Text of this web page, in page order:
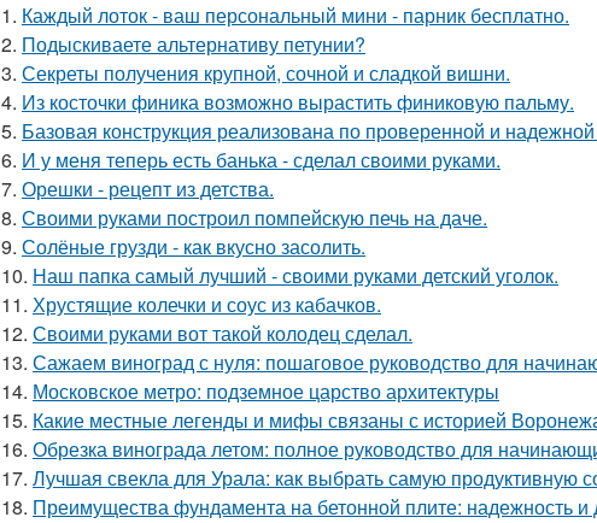
1. Каждый лоток - ваш персональный мини - парник бесплатно.
2. Подыскиваете альтернативу петунии?
3. Секреты получения крупной, сочной и сладкой вишни.
4. Из косточки финика возможно вырастить финиковую пальму.
5. Базовая конструкция реализована по проверенной и
6. И у меня теперь есть банька - сделал своими руками.
7. Орешки - рецепт из детства.
8. Своими руками построил помпейскую печь на даче.
9. Солёные грузди - как вкусно засолить.
10. Наш папка самый лучший - своими руками детский уголок.
11. Хрустящие колечки и соус из кабачков.
12. Своими руками вот такой колодец сделал.
13. Сажаем виноград с нуля: пошаговое руководство для
14. Московское метро: подземное царство архитектуры
15. Какие местные легенды и мифы связаны с историей
16. Обрезка винограда летом: полное руководство для
17. Лучшая свекла для Урала: как выбрать самую продуктивную
18. Преимущества фундамента на бетонной плите: надежность и